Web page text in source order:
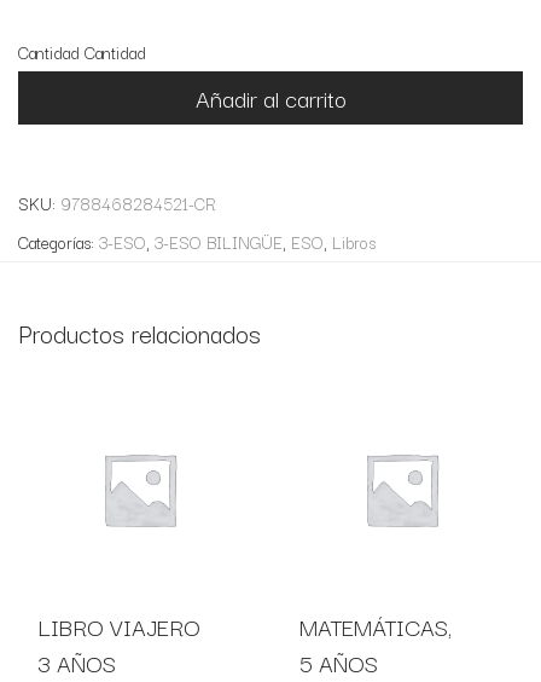
Cantidad Cantidad
Añadir al carrito
SKU: 9788468284521-CR
Categorías: 3-ESO, 3-ESO BILINGÜE, ESO, Libros
Productos relacionados
LIBRO VIAJERO
3 AÑOS
MATEMÁTICAS,
5 AÑOS